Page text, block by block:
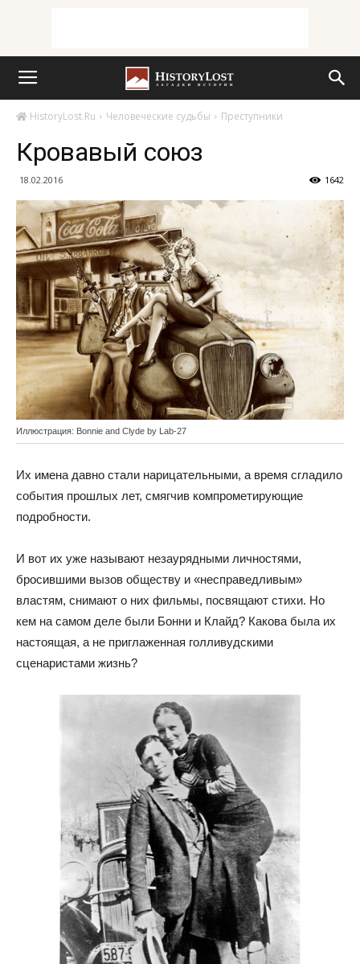
HistoryLost.Ru Человеческие судьбы Преступники
Кровавый союз
18.02.2016 1642
Иллюстрация: Bonnie and Clyde by Lab-27
Их имена давно стали нарицательными, а время сгладило
события прошлых лет, смягчив компрометирующие
подробности.
И вот их уже называют незаурядными личностями,
бросившими вызов обществу и «несправедливым»
властям, снимают о них фильмы, посвящают стихи. Но
кем на самом деле были Бонни и Клайд? Какова была их
настоящая, а не приглаженная голливудскими
сценаристами жизнь?